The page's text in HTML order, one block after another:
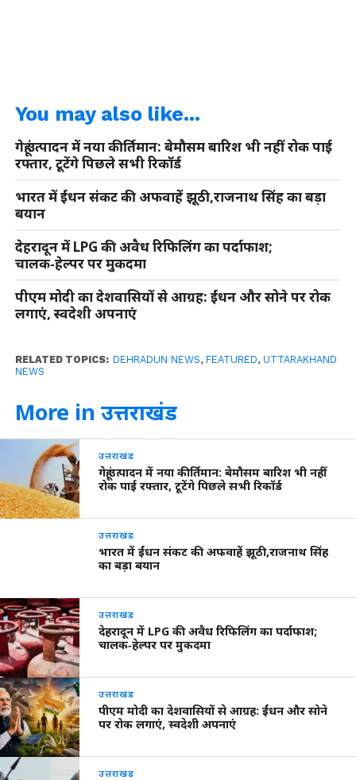
You may also like...
गेहूं उत्पादन में नया कीर्तिमान: बेमौसम बारिश भी नहीं रोक पाई
रफ्तार, टूटेंगे पिछले सभी रिकॉर्ड
भारत में ईंधन संकट की अफवाहें झूठी,राजनाथ सिंह का बड़ा
बयान
देहरादून में LPG की अवैध रिफिलिंग का पर्दाफाश;
चालक‑हेल्पर पर मुकदमा
पीएम मोदी का देशवासियों से आग्रह: ईंधन और सोने पर रोक
लगाएं, स्वदेशी अपनाएं
RELATED TOPICS: DEHRADUN NEWS, FEATURED, UTTARAKHAND
NEWS
More in उत्तराखंड
उत्तराखंड
गेहूं उत्पादन में नया कीर्तिमान: बेमौसम बारिश भी नहीं
रोक पाई रफ्तार, टूटेंगे पिछले सभी रिकॉर्ड
उत्तराखंड
भारत में ईंधन संकट की अफवाहें झूठी,राजनाथ सिंह
का बड़ा बयान
उत्तराखंड
देहरादून में LPG की अवैध रिफिलिंग का पर्दाफाश;
चालक‑हेल्पर पर मुकदमा
उत्तराखंड
पीएम मोदी का देशवासियों से आग्रह: ईंधन और सोने
पर रोक लगाएं, स्वदेशी अपनाएं
उत्तराखंड